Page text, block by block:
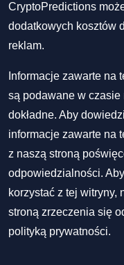
CryptoPredictions
dodatkowych kosztów
reklam.
Informacje zawarte na
są podawane w
dokładne. Aby
informacje zawarte na
z naszą stroną
odpowiedzialności.
korzystać z tej witryny,
stroną zrzeczenia się
polityką prywatności.